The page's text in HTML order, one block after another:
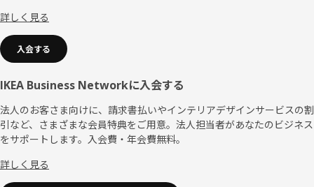
詳しく見る
入会する
IKEA Business Networkに入会する
法人のお客さま向けに、請求書払いやインテリアデザインサービスの割
引など、さまざまな会員特典をご用意。法人担当者があなたのビジネス
をサポートします。入会費・年会費無料。
詳しく見る